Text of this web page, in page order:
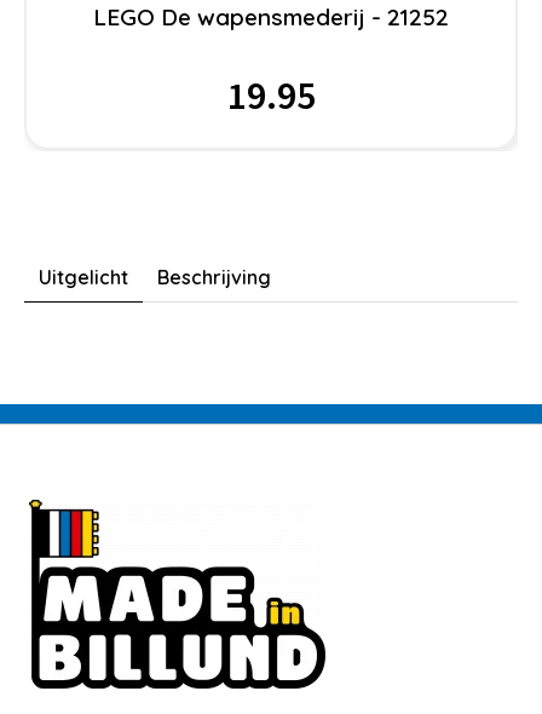
LEGO De wapensmederij - 21252
19.95
Uitgelicht Beschrijving